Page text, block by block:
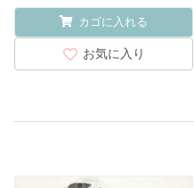
カゴに入れる
お気に入り